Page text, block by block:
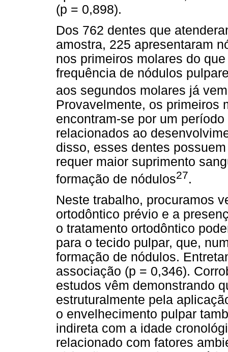
(p = 0,898).
Dos 762 dentes que
amostra, 225 apresentaram
nos primeiros molares do
frequência de nódulos
aos segundos molares já
Provavelmente, os primeiros
encontram-se por um
relacionados ao
disso, esses dentes
requer maior suprimento
formação de nódulos27.
Neste trabalho, procuramos
ortodôntico prévio e a
o tratamento ortodôntico
para o tecido pulpar, que,
formação de nódulos.
associação (p = 0,346).
estudos vêm demonstrando
estruturalmente pela
o envelhecimento pulpar
indireta com a idade
relacionado com fatores